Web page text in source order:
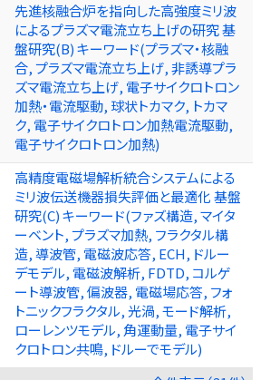
先進核融合炉を指向した高強度ミリ波
によるプラズマ電流立ち上げの研究 基
盤研究(B) キーワード(プラズマ・核融
合, プラズマ電流立ち上げ, 非誘導プラ
ズマ電流立ち上げ, 電子サイクロトロン
加熱・電流駆動, 球状トカマク, トカマ
ク, 電子サイクロトロン加熱電流駆動,
電子サイクロトロン加熱)
高精度電磁場解析統合システムによる
ミリ波伝送機器損失評価と最適化 基盤
研究(C) キーワード(ファズ構造, マイタ
ーベント, プラズマ加熱, フラクタル構
造, 導波管, 電磁波応答, ECH, ドルー
デモデル, 電磁波解析, FDTD, コルゲ
ート導波管, 偏波器, 電磁場応答, フォ
トニックフラクタル, 光渦, モード解析,
ローレンツモデル, 角運動量, 電子サイ
クロトロン共鳴, ドルーでモデル)